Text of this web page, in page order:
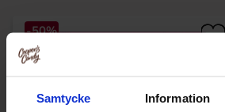
Samtycke Information
-50%